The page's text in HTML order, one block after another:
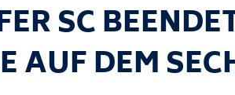
SC
AUF DEM